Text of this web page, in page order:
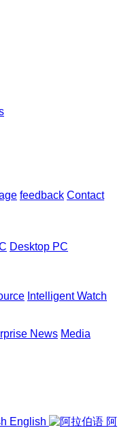
feedback Contact
Desktop PC
Intelligent Watch
News Media
English
阿